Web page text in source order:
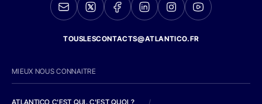
TOUSLESCONTACTS@ATLANTICO.FR
MIEUX NOUS CONNAITRE
ATLANTICO C'EST QUI, C'EST QUOI ?
/